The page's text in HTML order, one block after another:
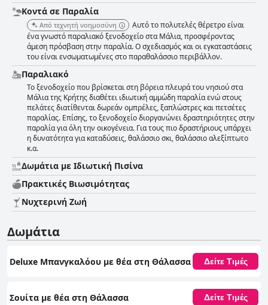
Κοντά σε Παραλία
Από τεχνητή νοημοσύνη
Αυτό το πολυτελές θέρετρο είναι
ένα γνωστό παραλιακό ξενοδοχείο στα Μάλια, προσφέροντας
άμεση πρόσβαση στην παραλία. Ο σχεδιασμός και οι εγκαταστάσεις
του είναι ενσωματωμένες στο παραθαλάσσιο περιβάλλον.
Παραλιακό
Το ξενοδοχείο που βρίσκεται στη βόρεια πλευρά του νησιού στα
Μάλια της Κρήτης διαθέτει ιδιωτική αμμώδη παραλία ενώ στους
πελάτες διατίθενται δωρεάν ομπρέλες, ξαπλώστρες και πετσέτες
παραλίας. Επίσης, το ξενοδοχείο διοργανώνει δραστηριότητες στην
παραλία για όλη την οικογένεια. Για τους πιο δραστήριους υπάρχει
η δυνατότητα για καταδύσεις, θαλάσσιο σκι, θαλάσσιο αλεξίπτωτο
κ.α.
Δωμάτια με Ιδιωτική Πισίνα
Πρακτικές Bιωσιμότητας
Νυχτερινή Ζωή
Δωμάτια
Deluxe Μπανγκαλόου με θέα στη Θάλασσα Δείτε Τιμές
Σουίτα με θέα στη Θάλασσα Δείτε Τιμές